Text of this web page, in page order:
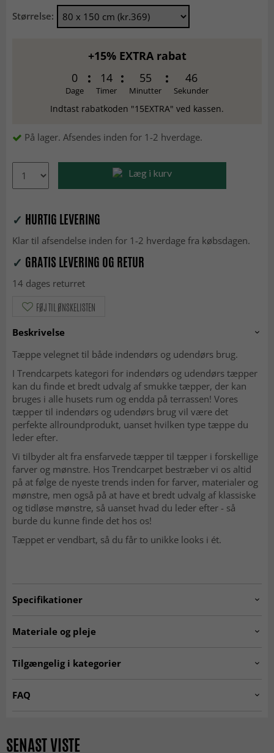
Størrelse:
+15% EXTRA rabat
0
Dage
14
Timer
55
Minutter
45
Sekunder
Indtast rabatkoden "15EXTRA" ved kassen.
På lager. Afsendes inden for 1-2 hverdage.
Læg i kurv
✓ HURTIG LEVERING
Klar til afsendelse inden for 1-2 hverdage fra købsdagen.
✓ GRATIS LEVERING OG RETUR
14 dages returret
FØJ TIL ØNSKELISTEN
Beskrivelse
Tæppe velegnet til både indendørs og udendørs brug.
I Trendcarpets kategori for indendørs og udendørs tæpper
kan du finde et bredt udvalg af smukke tæpper, der kan
bruges i alle husets rum og endda på terrassen! Vores
tæpper til indendørs og udendørs brug vil være det
perfekte allroundprodukt, uanset hvilken type tæppe du
leder efter.
Vi tilbyder alt fra ensfarvede tæpper til tæpper i forskellige
farver og mønstre. Hos Trendcarpet bestræber vi os altid
på at følge de nyeste trends inden for farver, materialer og
mønstre, men også på at have et bredt udvalg af klassiske
og tidløse mønstre, så uanset hvad du leder efter - så
burde du kunne finde det hos os!
Tæppet er vendbart, så du får to unikke looks i ét.
Specifikationer
Materiale og pleje
Oprindelse:Belgien.
Materiale:
Tilgængelig i kategorier
FAQ
indbydende under fødderne.
SENAST VISTE